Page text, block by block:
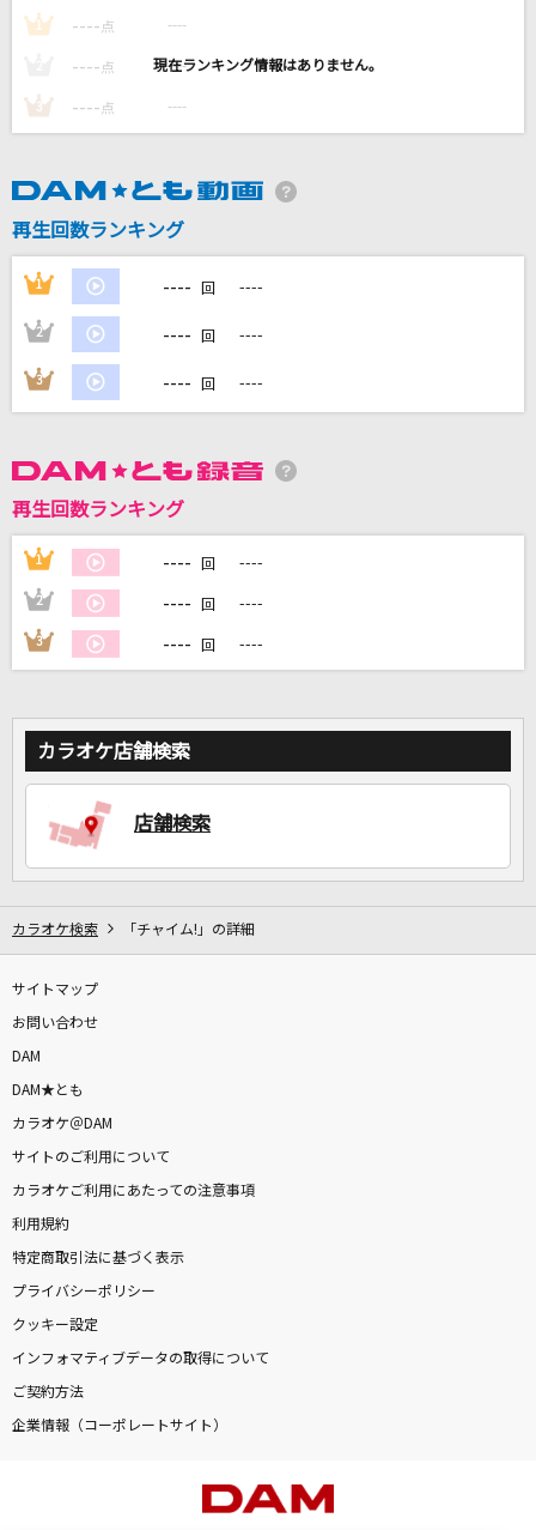
[良音]全力少年
スキマスイッチ
ピーターパン
MON7A
カラオケ最新情報をチェック！
1 ---- 点 ----
---- 点 ----
3 ---- 点 ----
再生回数ランキング
1 ---- 回 ----
2 ---- 回 ----
3 ---- 回 ----
再生回数ランキング
1 ---- 回 ----
2 ---- 回 ----
3 ---- 回 ----
カラオケ店舗検索
店舗検索
カラオケ検索 「チャイム!」の詳細
サイトマップ
お問い合わせ
DAM
DAM★とも
カラオケ＠DAM
サイトのご利用について
カラオケご利用にあたっての注意事項
利用規約
特定商取引法に基づく表示
プライバシーポリシー
クッキー設定
インフォマティブデータの取得について
ご契約方法
企業情報（コーポレートサイト）